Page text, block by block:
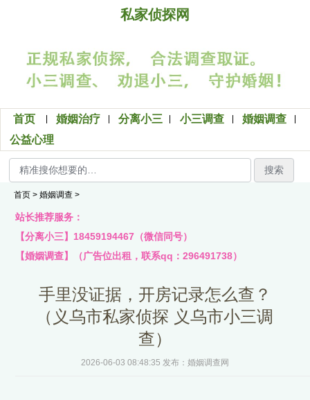
私家侦探网
首页 婚姻治疗 分离小三 小三调查
婚姻调查
公益心理
搜索
首页 > 婚姻调查 >
站长推荐服务：
【分离小三】18459194467（微信同号）
【婚姻调查】（广告位出租，联系qq：296491738）
手里没证据，开房记录怎么查？
（义乌市私家侦探 义乌市小三调
查）
2026-06-03 08:48:35 发布：婚姻调查网